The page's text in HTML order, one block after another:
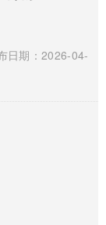
日期：2026-04-